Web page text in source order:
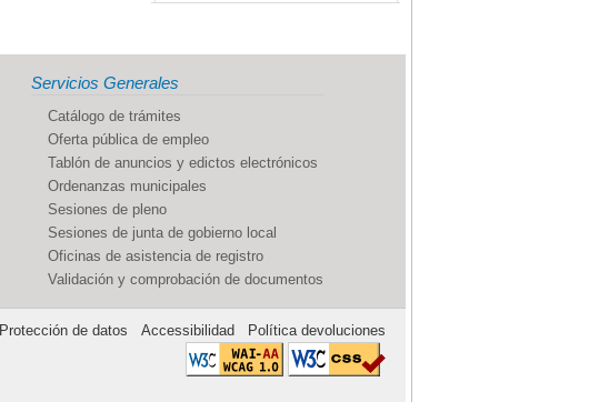
Servicios Generales
Catálogo de trámites
Oferta pública de empleo
Tablón de anuncios y edictos electrónicos
Ordenanzas municipales
Sesiones de pleno
Sesiones de junta de gobierno local
Oficinas de asistencia de registro
Validación y comprobación de documentos
Protección de datos Accessibilidad Política devoluciones